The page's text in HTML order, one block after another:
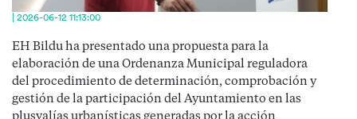
| 2026-06-12 11:13:00
EH Bildu ha presentado una propuesta para la
elaboración de una Ordenanza Municipal reguladora
del procedimiento de determinación, comprobación y
gestión de la participación del Ayuntamiento en las